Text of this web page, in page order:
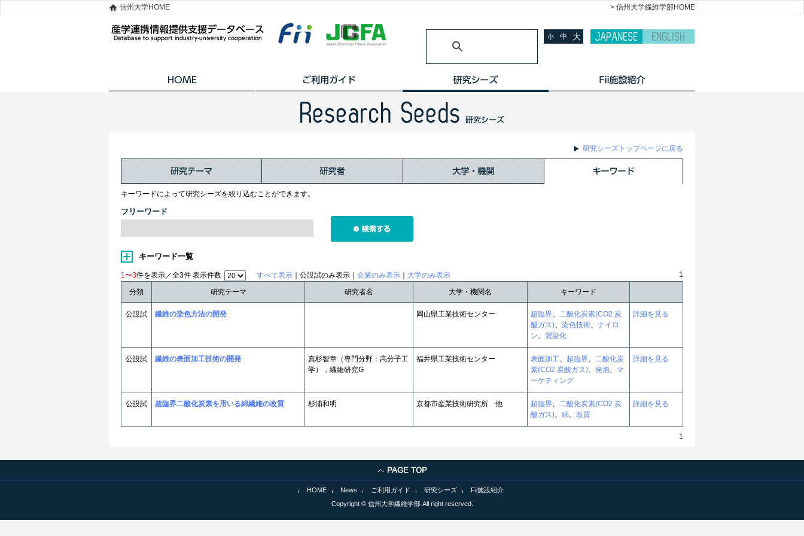
> 信州大学繊維学部HOME
信州大学HOME
小 中 大
研究シーズトップページに戻る
キーワードによって研究シーズを絞り込むことができます。
フリーワード
キーワード一覧
1〜3件を表示／全3件 表示件数 すべて表示 ｜公設試のみ表示｜ 企業のみ表示 大学のみ表示 1
分類 研究テーマ 研究者名 大学・機関名 キーワード
公設試 繊維の染色方法の開発 岡山県工業技術センター 超臨界、 二酸化炭素(CO2 炭
酸ガス)、 染色技術、 ナイロ
ン、 濃染化
詳細を見る
公設試 繊維の表面加工技術の開発
真杉智章（専門分野：高分子工
学），繊維研究G
福井県工業技術センター 表面加工、 超臨界、 二酸化炭
素(CO2 炭酸ガス)、 発泡、 マ
ーケティング
詳細を見る
公設試 超臨界二酸化炭素を用いる綿繊維の改質 杉浦和明 京都市産業技術研究所 他 超臨界、 二酸化炭素(CO2 炭
酸ガス)、 綿、 改質
詳細を見る
1
HOME News ご利用ガイド 研究シーズ
Fii施設紹介
Copyright © 信州大学繊維学部 All right reserved.